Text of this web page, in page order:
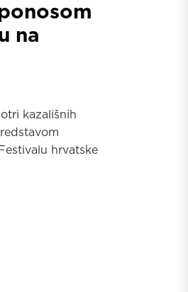
na
kazališnih
hrvatske